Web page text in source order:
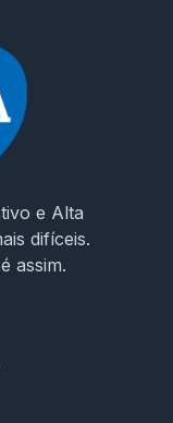
e Alta
difíceis.
assim.